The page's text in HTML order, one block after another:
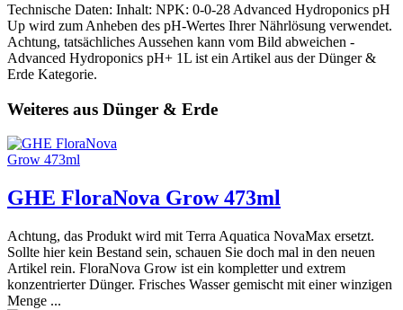
Technische Daten: Inhalt: NPK: 0-0-28 Advanced Hydroponics pH
Up wird zum Anheben des pH-Wertes Ihrer Nährlösung verwendet.
Achtung, tatsächliches Aussehen kann vom Bild abweichen -
Advanced Hydroponics pH+ 1L ist ein Artikel aus der Dünger &
Erde Kategorie.
Weiteres aus Dünger & Erde
GHE FloraNova Grow 473ml
Achtung, das Produkt wird mit Terra Aquatica NovaMax ersetzt.
Sollte hier kein Bestand sein, schauen Sie doch mal in den neuen
Artikel rein. FloraNova Grow ist ein kompletter und extrem
konzentrierter Dünger. Frisches Wasser gemischt mit einer winzigen
Menge ...